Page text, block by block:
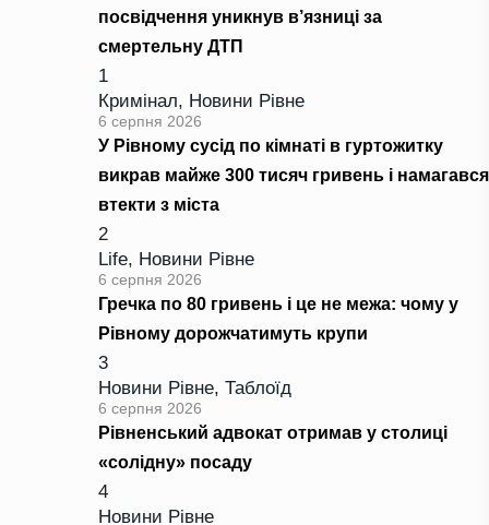
посвідчення уникнув в’язниці за
смертельну ДТП
1
Кримінал, Новини Рівне
6 серпня 2026
У Рівному сусід по кімнаті в гуртожитку
викрав майже 300 тисяч гривень і намагався
втекти з міста
2
Life, Новини Рівне
6 серпня 2026
Гречка по 80 гривень і це не межа: чому у
Рівному дорожчатимуть крупи
3
Новини Рівне, Таблоїд
6 серпня 2026
Рівненський адвокат отримав у столиці
«солідну» посаду
4
Новини Рівне